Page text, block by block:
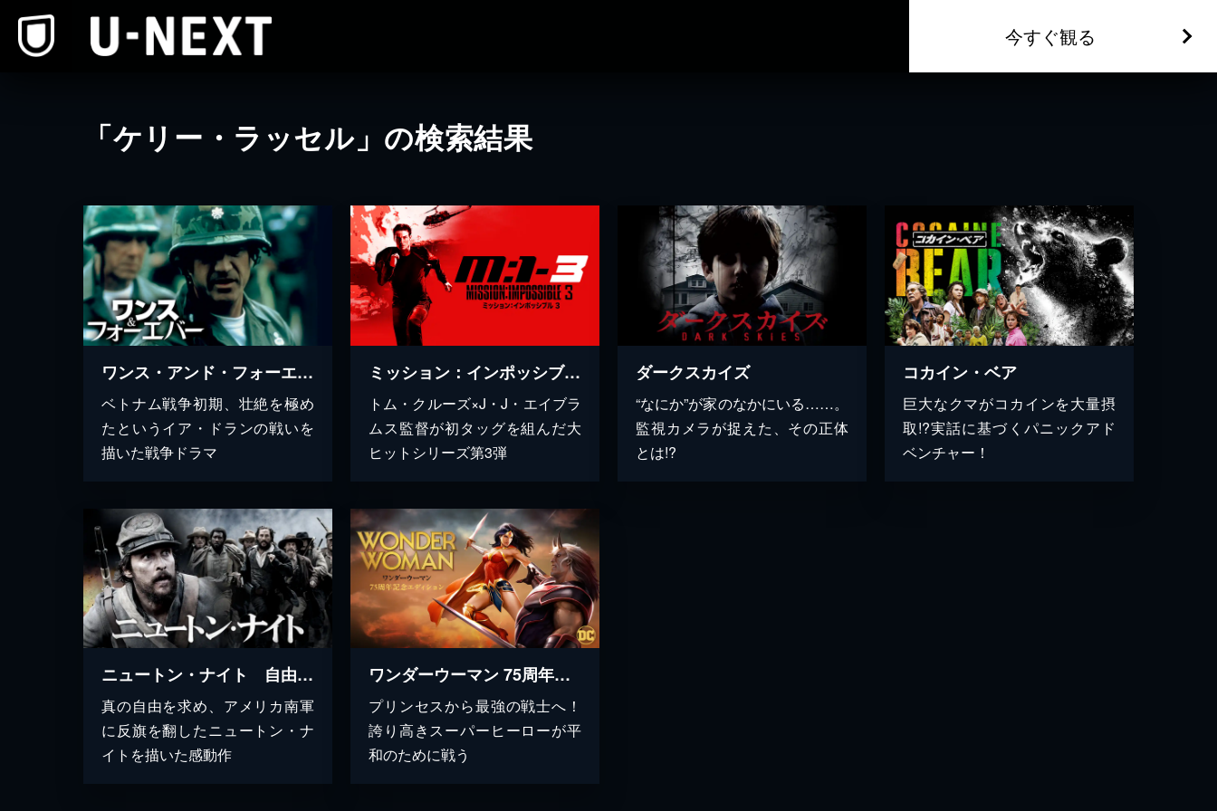
今すぐ観る
「ケリー・ラッセル」の検索結果
ワンス・アンド・フォーエバー
ベトナム戦争初期、壮絶を極め
たというイア・ドランの戦いを
描いた戦争ドラマ
ミッション：インポッシブル３
トム・クルーズ×J・J・エイブラ
ムス監督が初タッグを組んだ大
ヒットシリーズ第3弾
ダークスカイズ
“なにか”が家のなかにいる……。
監視カメラが捉えた、その正体
とは!?
コカイン・ベア
巨大なクマがコカインを大量摂
取!?実話に基づくパニックアド
ベンチャー！
ニュートン・ナイト 自由の旗をかかげた男
真の自由を求め、アメリカ南軍
に反旗を翻したニュートン・ナ
イトを描いた感動作
ワンダーウーマン 75周年記念エディション
プリンセスから最強の戦士へ！
誇り高きスーパーヒーローが平
和のために戦う